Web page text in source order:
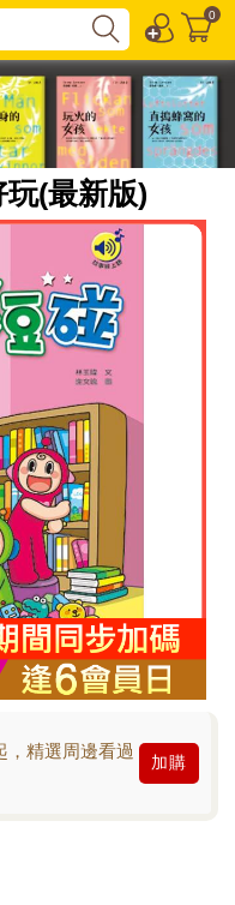
0
(最新版)
精選周邊看過
加購